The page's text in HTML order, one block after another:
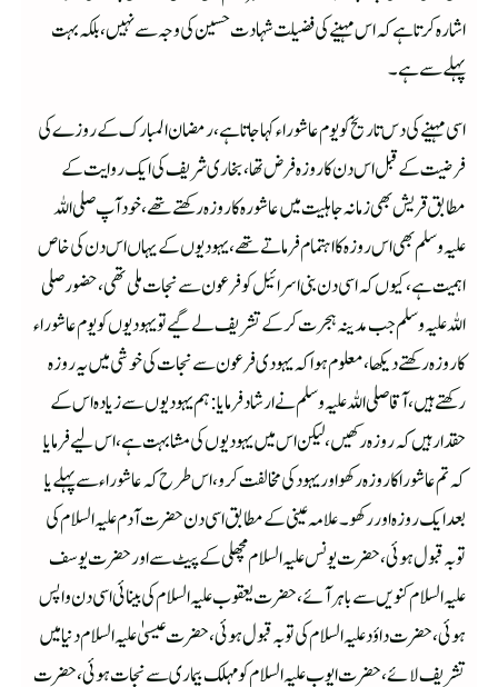
اشارہ کرتا ہے کہ اس مہینے کی فضیلت شہادت حسین کی وجہ سے نہیں، بلکہ بہت
پہلے سے ہے۔
اسی مہینے کی دس تاریخ کو یوم عاشوراء کہا جاتا ہے، رمضان المبارک کے روزے کی
فرضیت کے قبل اس دن کا روزہ فرض تھا، بخاری شریف کی ایک روایت کے
مطابق قریش بھی زمانہ جاہلیت میں عاشورہ کا روزہ رکھتے تھے، خود آپ صلی اللہ
علیہ وسلم بھی اس روزہ کا اہتمام فرماتے تھے، یہودیوں کے یہاں اس دن کی خاص
اہمیت ہے، کیوں کہ اسی دن بنی اسرائیل کو فرعون سے نجات ملی تھی، حضور صلی
اللہ علیہ وسلم جب مدینہ ہجرت کرکے تشریف لے گیے تو یہودیوں کو یوم عاشوراء
کا روزہ رکھتے دیکھا، معلوم ہوا کہ یہودی فرعون سے نجات کی خوشی میں یہ روزہ
رکھتے ہیں، آقا صلی اللہ علیہ وسلم نے ارشاد فرمایا: ہم یہودیوں سے زیادہ اس کے
حقدار ہیں کہ روزہ رکھیں، لیکن اس میں یہودیوں کی مشابہت ہے، اس لیے فرمایا
کہ تم عاشورا کا روزہ رکھو اور یہود کی مخالفت کرو، اس طرح کہ عاشوراء سے پہلے یا
بعد ایک روزہ اور رکھو۔ علامہ عینی کے مطابق اسی دن حضرت آدم علیہ السلام کی
توبہ قبول ہوئی،حضرت یونس علیہ السلام مچھلی کے پیٹ سے اور حضرت یوسف
علیہ السلام کنویں سے باہر آئے، حضرت یعقوب علیہ السلام کی بینائی اسی دن واپس
ہوئی، حضرت داؤد علیہ السلام کی توبہ قبول ہوئی، حضرت عیسیٰ علیہ السلام دنیا میں
تشریف لائے، حضرت ایوب علیہ السلام کو مہلک بیماری سے نجات ہوئی، حضرت